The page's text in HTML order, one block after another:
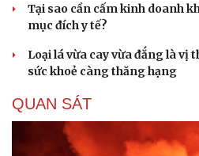
Tại sao cần cấm kinh doanh
mục đích y tế?
Loại lá vừa cay vừa đắng là vị
sức khoẻ càng thăng hạng
QUAN SÁT